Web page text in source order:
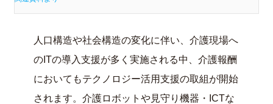
人口構造や社会構造の変化に伴い、介護現場へ
のITの導入支援が多く実施される中、介護報酬
においてもテクノロジー活用支援の取組が開始
されます。介護ロボットや見守り機器・ICTな